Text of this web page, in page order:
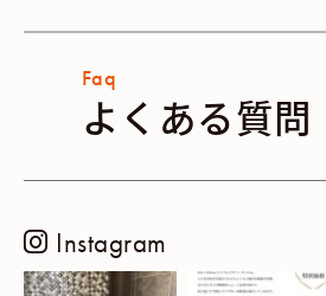
Faq
よくある質問
Instagram